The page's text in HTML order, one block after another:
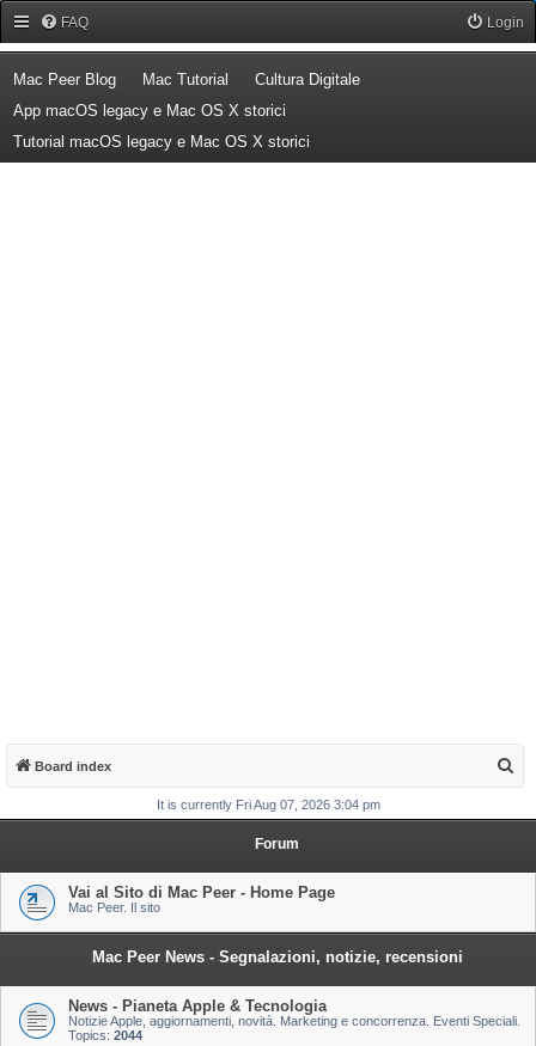
FAQ Login
Mac Peer Blog(Opens a new tab)
Mac Tutorial (Opens a new tab)
Cultura Digitale(Opens a new tab)
App macOS legacy e Mac OS X storici
Tutorial macOS legacy e Mac OS X storici
Board index
a
It is currently Fri Aug 07, 2026 3:04 pm
Forum
Vai al Sito di Mac Peer - Home Page
Mac Peer. Il sito
Mac Peer News - Segnalazioni, notizie, recensioni
News - Pianeta Apple & Tecnologia
Notizie Apple, aggiornamenti, novità. Marketing e concorrenza. Eventi Speciali.
Topics: 2044